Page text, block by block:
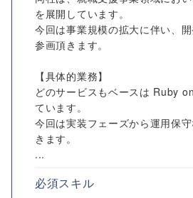
を展開しています。
今回は事業規模の拡大に伴い、
参画頂きます。
【具体的業務】
どのサービスもベースは Ruby
ています。
今回は実装フェーズから運用保
きます。
...
必須スキル